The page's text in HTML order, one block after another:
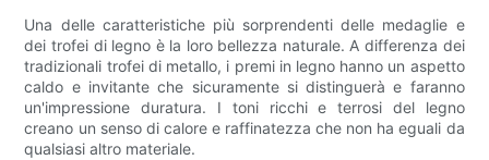
Una delle caratteristiche più sorprendenti delle medaglie e
dei trofei di legno è la loro bellezza naturale. A differenza dei
tradizionali trofei di metallo, i premi in legno hanno un aspetto
caldo e invitante che sicuramente si distinguerà e faranno
un'impressione duratura. I toni ricchi e terrosi del legno
creano un senso di calore e raffinatezza che non ha eguali da
qualsiasi altro materiale.